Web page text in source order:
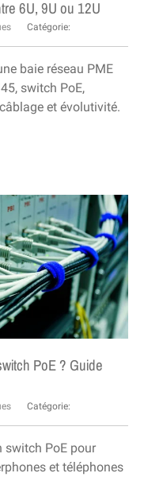
6U, 9U ou 12U
Catégorie:
baie réseau PME
switch PoE,
et évolutivité.
PoE ? Guide
Catégorie:
switch PoE pour
et téléphones